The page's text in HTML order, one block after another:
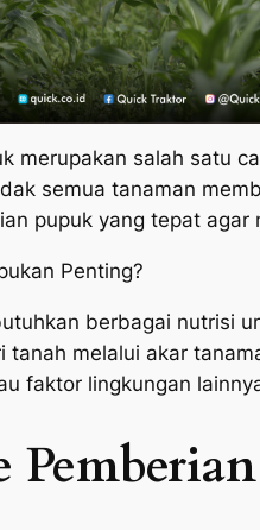
merupakan salah satu
semua tanaman
pupuk yang tepat
Penting?
berbagai nutrisi
tanah melalui akar
faktor lingkungan